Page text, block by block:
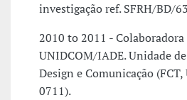
investigação ref. SFRH/BD/
2010 to 2011 - Colaboradora
UNIDCOM/IADE. Unidade
Design e Comunicação
0711).